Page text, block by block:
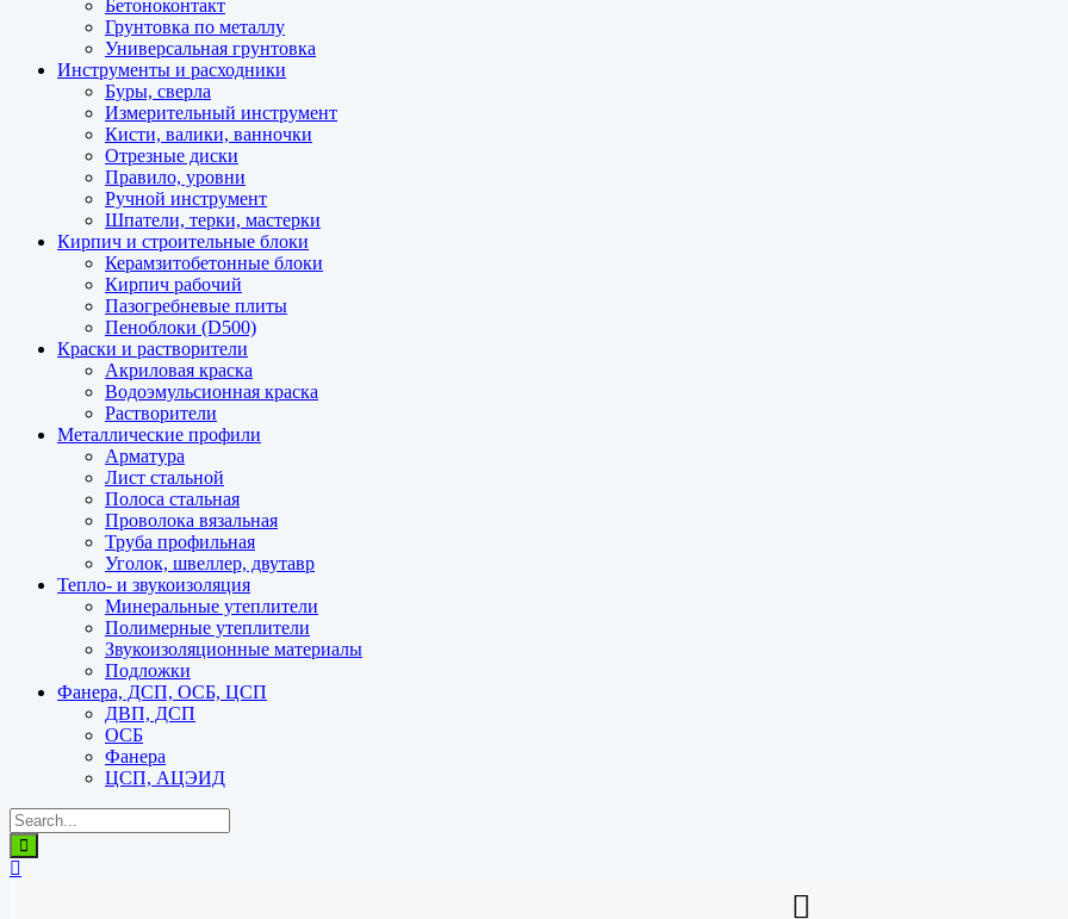
Бетоноконтакт
Грунтовка по металлу
Универсальная грунтовка
Инструменты и расходники
Буры, сверла
Измерительный инструмент
Кисти, валики, ванночки
Отрезные диски
Правило, уровни
Ручной инструмент
Шпатели, терки, мастерки
Кирпич и строительные блоки
Керамзитобетонные блоки
Кирпич рабочий
Пазогребневые плиты
Пеноблоки (D500)
Краски и растворители
Акриловая краска
Водоэмульсионная краска
Растворители
Металлические профили
Арматура
Лист стальной
Полоса стальная
Проволока вязальная
Труба профильная
Уголок, швеллер, двутавр
Тепло- и звукоизоляция
Минеральные утеплители
Полимерные утеплители
Звукоизоляционные материалы
Подложки
Фанера, ДСП, ОСБ, ЦСП
ДВП, ДСП
ОСБ
Фанера
ЦСП, АЦЭИД